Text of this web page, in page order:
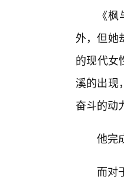
《
外，但她
的现代女
溪的出现
奋斗的动
他完
而对